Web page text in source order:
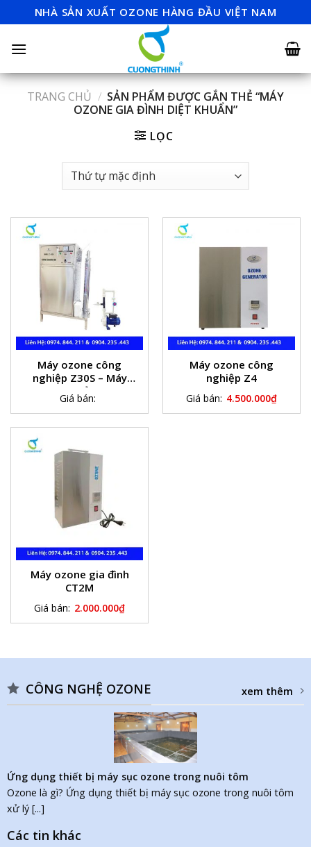
to
content
NHÀ SẢN XUẤT OZONE HÀNG ĐẦU VIỆT NAM
TRANG CHỦ / SẢN PHẨM ĐƯỢC GẮN THẺ “MÁY
OZONE GIA ĐÌNH DIỆT KHUẨN”
LỌC
Máy ozone công
nghiệp Z30S – Máy
ozone khử trùng
nước bể bơi
Giá bán:
Máy ozone công
nghiệp Z4
Giá bán: 4.500.000₫
Máy ozone gia đình
CT2M
Giá bán: 2.000.000₫
CÔNG NGHỆ OZONE xem thêm
Ứng dụng thiết bị máy sục ozone trong nuôi tôm
Ozone là gì? Ứng dụng thiết bị máy sục ozone trong nuôi tôm
xử lý [...]
Các tin khác